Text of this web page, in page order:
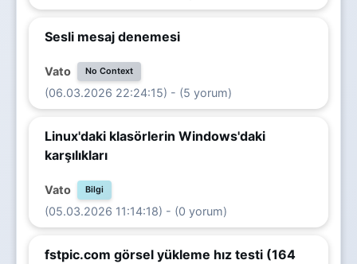
Sesli mesaj denemesi
Vato No Context
(06.03.2026 22:24:15) - (5 yorum)
Linux'daki klasörlerin Windows'daki
karşılıkları
Vato Bilgi
(05.03.2026 11:14:18) - (0 yorum)
fstpic.com görsel yükleme hız testi (164